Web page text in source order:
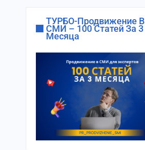
ТУРБО-Продвижение В
СМИ – 100 Статей За 3
Месяца